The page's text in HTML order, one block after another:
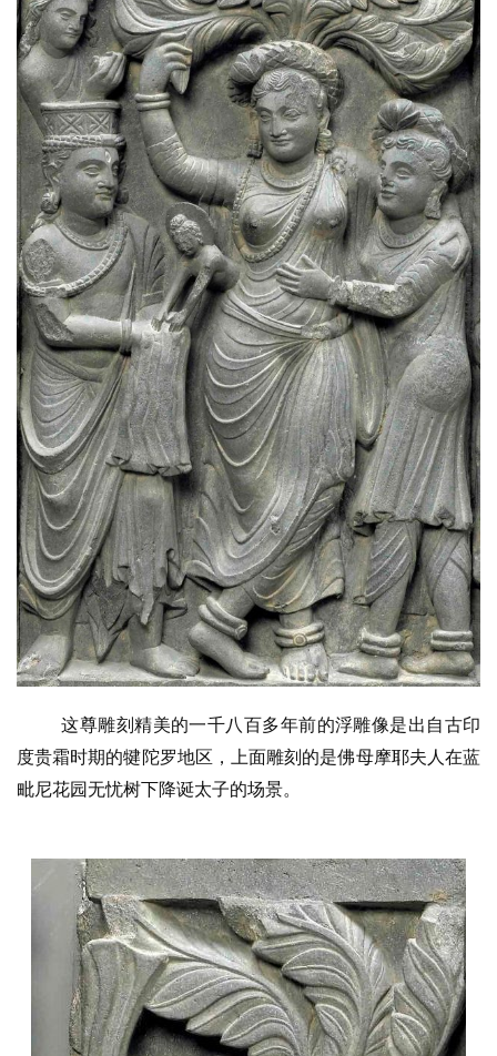
这尊雕刻精美的一千八百多年前的浮雕像是出自古印
度贵霜时期的犍陀罗地区，上面雕刻的是佛母摩耶夫人在蓝
毗尼花园无忧树下降诞太子的场景。